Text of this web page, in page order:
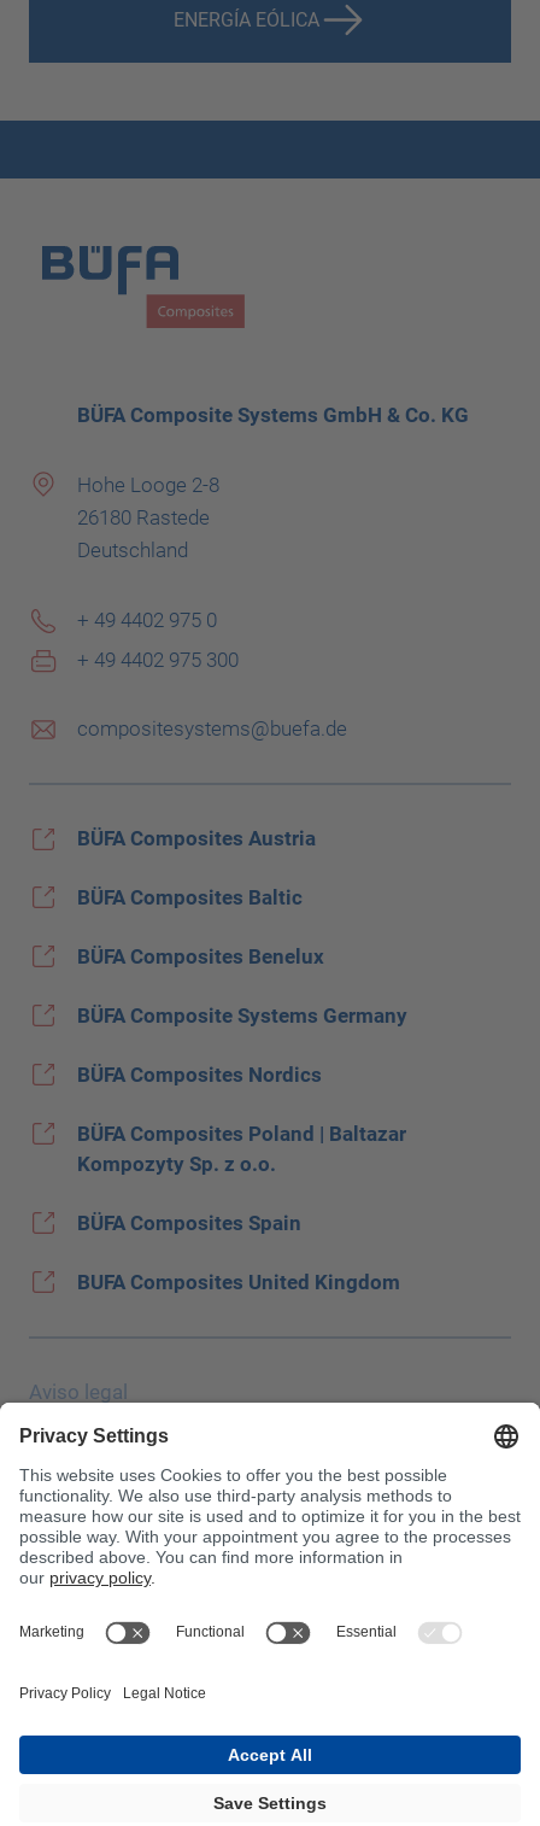
ENERGÍA EÓLICA
BÜFA Composite Systems GmbH & Co. KG
Hohe Looge 2-8
26180 Rastede
Deutschland
+ 49 4402 975 0
+ 49 4402 975 300
compositesystems@buefa.de
BÜFA Composites Austria
BÜFA Composites Baltic
BÜFA Composites Benelux
BÜFA Composite Systems Germany
BÜFA Composites Nordics
BÜFA Composites Poland | Baltazar
Kompozyty Sp. z o.o.
BÜFA Composites Spain
BUFA Composites United Kingdom
Aviso legal
Protección de datos
JEC Trade Show
CGC
Condiciones de compra
Centro de toxicología